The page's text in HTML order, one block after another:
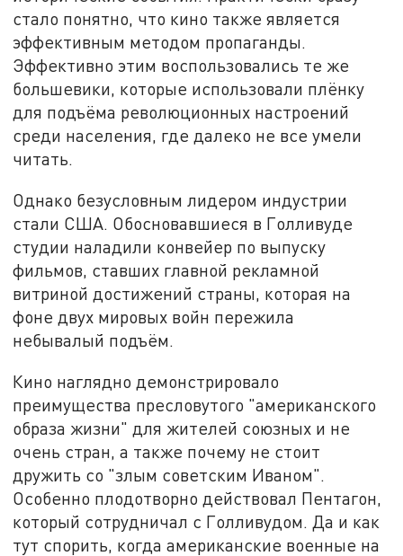
стало понятно, что кино также является
эффективным методом пропаганды.
Эффективно этим воспользовались те же
большевики, которые использовали плёнку
для подъёма революционных настроений
среди населения, где далеко не все умели
читать.
Однако безусловным лидером индустрии
стали США. Обосновавшиеся в Голливуде
студии наладили конвейер по выпуску
фильмов, ставших главной рекламной
витриной достижений страны, которая на
фоне двух мировых войн пережила
небывалый подъём.
Кино наглядно демонстрировало
преимущества пресловутого "американского
образа жизни" для жителей союзных и не
очень стран, а также почему не стоит
дружить со "злым советским Иваном".
Особенно плодотворно действовал Пентагон,
который сотрудничал с Голливудом. Да и как
тут спорить, когда американские военные на